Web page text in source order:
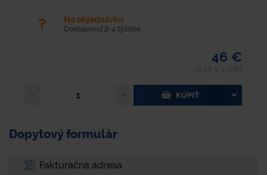
Na objednávku
Dostupnosť 2-4 týždne
46 €
KÚPIŤ
Dopytový formulár
Fakturačná adresa